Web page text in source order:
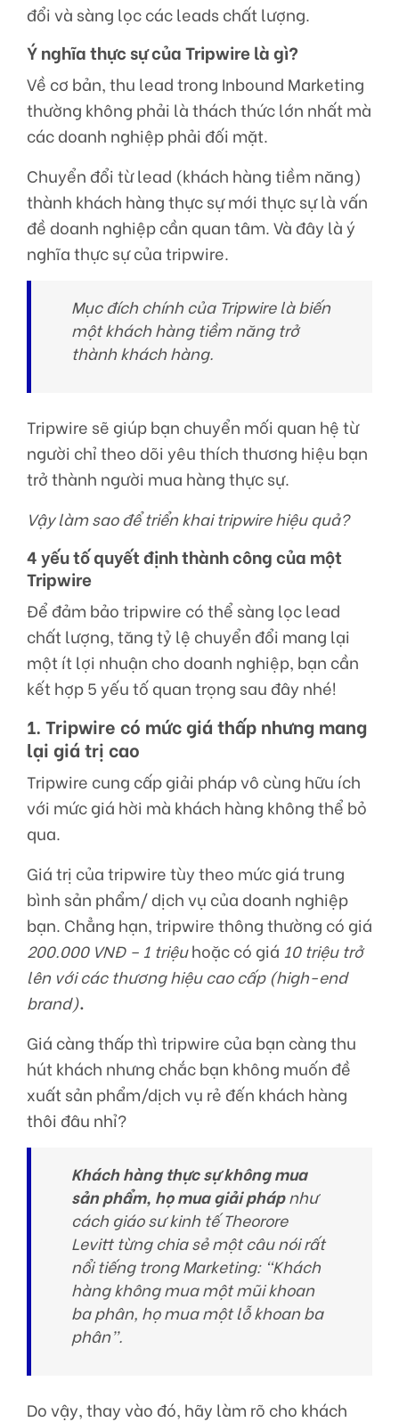
đổi và sàng lọc các leads chất lượng.
Ý nghĩa thực sự của Tripwire là gì?
Về cơ bản, thu lead trong Inbound Marketing
thường không phải là thách thức lớn nhất mà
các doanh nghiệp phải đối mặt.
Chuyển đổi từ lead (khách hàng tiềm năng)
thành khách hàng thực sự mới thực sự là vấn
đề doanh nghiệp cần quan tâm. Và đây là ý
nghĩa thực sự của tripwire.
Mục đích chính của Tripwire là biến
một khách hàng tiềm năng trở
thành khách hàng.
Tripwire sẽ giúp bạn chuyển mối quan hệ từ
người chỉ theo dõi yêu thích thương hiệu bạn
trở thành người mua hàng thực sự.
Vậy làm sao để triển khai tripwire hiệu quả?
4 yếu tố quyết định thành công của một
Tripwire
Để đảm bảo tripwire có thể sàng lọc lead
chất lượng, tăng tỷ lệ chuyển đổi mang lại
một ít lợi nhuận cho doanh nghiệp, bạn cần
kết hợp 5 yếu tố quan trọng sau đây nhé!
1. Tripwire có mức giá thấp nhưng mang
lại giá trị cao
Tripwire cung cấp giải pháp vô cùng hữu ích
với mức giá hời mà khách hàng không thể bỏ
qua.
Giá trị của tripwire tùy theo mức giá trung
bình sản phẩm/ dịch vụ của doanh nghiệp
bạn. Chẳng hạn, tripwire thông thường có giá
200.000 VNĐ – 1 triệuhoặc có giá 10 triệu trở
lên với các thương hiệu cao cấp (high-end
brand).
Giá càng thấp thì tripwire của bạn càng thu
hút khách nhưng chắc bạn không muốn đề
xuất sản phẩm/dịch vụ rẻ đến khách hàng
thôi đâu nhỉ?
Khách hàng thực sự không mua
sản phẩm, họ mua giải phápnhư
cách giáo sư kinh tế Theorore
Levitt từng chia sẻ một câu nói rất
nổi tiếng trong Marketing: “Khách
hàng không mua một mũi khoan
ba phân, họ mua một lỗ khoan ba
phân”.
Do vậy, thay vào đó, hãy làm rõ cho khách